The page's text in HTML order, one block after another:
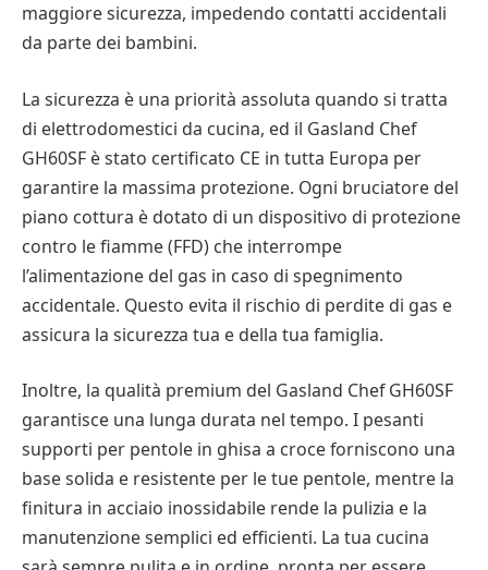
maggiore sicurezza, impedendo contatti accidentali
da parte dei bambini.
La sicurezza è una priorità assoluta quando si tratta
di elettrodomestici da cucina, ed il Gasland Chef
GH60SF è stato certificato CE in tutta Europa per
garantire la massima protezione. Ogni bruciatore del
piano cottura è dotato di un dispositivo di protezione
contro le fiamme (FFD) che interrompe
l’alimentazione del gas in caso di spegnimento
accidentale. Questo evita il rischio di perdite di gas e
assicura la sicurezza tua e della tua famiglia.
Inoltre, la qualità premium del Gasland Chef GH60SF
garantisce una lunga durata nel tempo. I pesanti
supporti per pentole in ghisa a croce forniscono una
base solida e resistente per le tue pentole, mentre la
finitura in acciaio inossidabile rende la pulizia e la
manutenzione semplici ed efficienti. La tua cucina